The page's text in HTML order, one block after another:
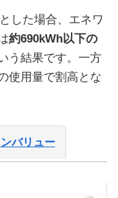
した場合、エネワ
約690kWh以下の
う結果です。一方
使用量で割高とな
バリュー